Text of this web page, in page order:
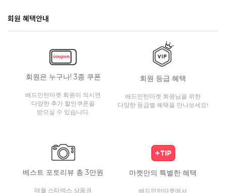
회원 혜택안내
회원은 누구나! 3종 쿠폰
배드민턴마켓 회원이 되시면
다양한 추가 할인쿠폰을
받으실 수 있습니다.
회원 등급 혜택
배드민턴마켓 회원님을 위한
다양한 등급별 혜택을 만나보세요!
베스트 포토리뷰 총 3만원
매월 스타벅스 상품권
마켓만의 특별한 혜택
배드민턴마켓에서